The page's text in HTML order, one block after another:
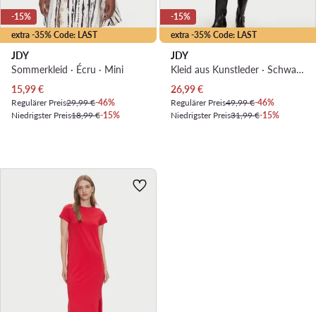
extra -35% Code: LAST
-15%
JDY
Sommerkleid · Écru · Mini
Aktueller Preis
15,99€
Regulärer Preis29,99 €-46%
Niedrigster Preis18,99 €-15%
extra -35% Code: LAST
-15%
JDY
Kleid aus Kunstleder · Schwarz · Midi
Aktueller Preis
26,99€
Regulärer Preis49,99 €-46%
Niedrigster Preis31,99 €-15%